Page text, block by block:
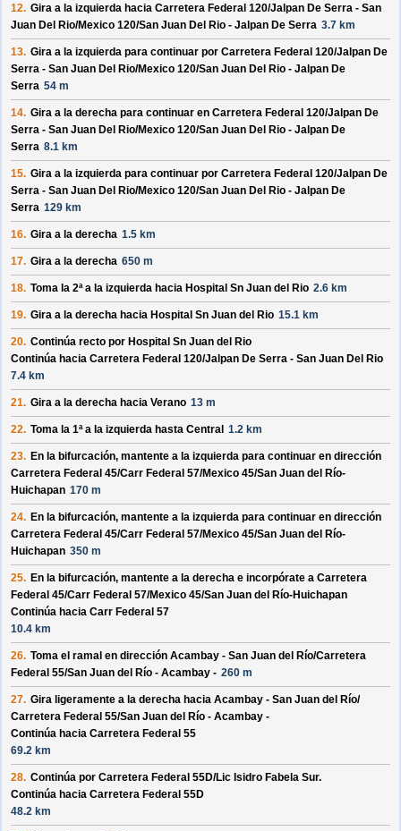
12. Gira a la izquierda hacia Carretera Federal 120/Jalpan De Serra - San
Juan Del Rio/Mexico 120/San Juan Del Rio - Jalpan De Serra 3.7 km
13. Gira a la izquierda para continuar por Carretera Federal 120/Jalpan De
Serra - San Juan Del Rio/Mexico 120/San Juan Del Rio - Jalpan De
Serra 54 m
14. Gira a la derecha para continuar en Carretera Federal 120/Jalpan De
Serra - San Juan Del Rio/Mexico 120/San Juan Del Rio - Jalpan De
Serra 8.1 km
15. Gira a la izquierda para continuar por Carretera Federal 120/Jalpan De
Serra - San Juan Del Rio/Mexico 120/San Juan Del Rio - Jalpan De
Serra 129 km
16. Gira a la derecha 1.5 km
17. Gira a la derecha 650 m
18. Toma la 2ª a la izquierda hacia Hospital Sn Juan del Rio 2.6 km
19. Gira a la derecha hacia Hospital Sn Juan del Rio 15.1 km
20. Continúa recto por Hospital Sn Juan del Rio
Continúa hacia Carretera Federal 120/Jalpan De Serra - San Juan Del Rio
7.4 km
21. Gira a la derecha hacia Verano 13 m
22. Toma la 1ª a la izquierda hasta Central 1.2 km
23. En la bifurcación, mantente a la izquierda para continuar en dirección
Carretera Federal 45/Carr Federal 57/Mexico 45/San Juan del Río-
Huichapan 170 m
24. En la bifurcación, mantente a la izquierda para continuar en dirección
Carretera Federal 45/Carr Federal 57/Mexico 45/San Juan del Río-
Huichapan 350 m
25. En la bifurcación, mantente a la derecha e incorpórate a Carretera
Federal 45/Carr Federal 57/Mexico 45/San Juan del Río-Huichapan
Continúa hacia Carr Federal 57
10.4 km
26. Toma el ramal en dirección Acambay - San Juan del Río/Carretera
Federal 55/San Juan del Río - Acambay - 260 m
27. Gira ligeramente a la derecha hacia Acambay - San Juan del Río/
Carretera Federal 55/San Juan del Río - Acambay -
Continúa hacia Carretera Federal 55
69.2 km
28. Continúa por Carretera Federal 55D/Lic Isidro Fabela Sur.
Continúa hacia Carretera Federal 55D
48.2 km